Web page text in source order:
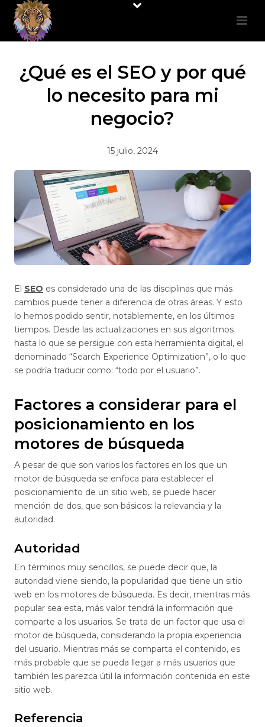
¿Qué es el SEO y por qué
lo necesito para mi
negocio?
15 julio, 2024
El SEO es considerado una de las disciplinas que más
cambios puede tener a diferencia de otras áreas. Y esto
lo hemos podido sentir, notablemente, en los últimos
tiempos. Desde las actualizaciones en sus algoritmos
hasta lo que se persigue con esta herramienta digital, el
denominado “Search Experience Optimization”, o lo que
se podría traducir como: “todo por el usuario”.
Factores a considerar para el
posicionamiento en los
motores de búsqueda
A pesar de que son varios los factores en los que un
motor de búsqueda se enfoca para establecer el
posicionamiento de un sitio web, se puede hacer
mención de dos, que son básicos: la relevancia y la
autoridad.
Autoridad
En términos muy sencillos, se puede decir que, la
autoridad viene siendo, la popularidad que tiene un sitio
web en los motores de búsqueda. Es decir, mientras más
popular sea esta, más valor tendrá la información que
comparte a los usuarios. Se trata de un factor que usa el
motor de búsqueda, considerando la propia experiencia
del usuario. Mientras más se comparta el contenido, es
más probable que se pueda llegar a más usuarios que
también les parezca útil la información contenida en este
sitio web.
Referencia